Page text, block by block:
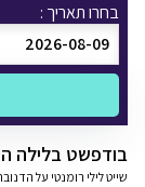
בחרו תאריך :
בודפשט בלילה
שייט לילי רומנטי על